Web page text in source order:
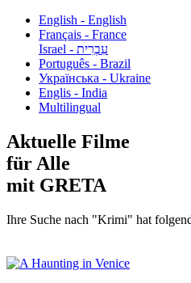
English - English
Français - France
עִבְרִית - Israel
Português - Brazil
Українська - Ukraine
Englis - India
Multilingual
Aktuelle Filme
für Alle
mit GRETA
Ihre Suche nach "Krimi" hat